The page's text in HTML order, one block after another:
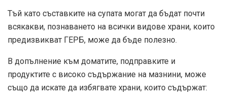
Тъй като съставките на супата могат да бъдат почти
всякакви, познаването на всички видове храни, които
предизвикват ГЕРБ, може да бъде полезно.
В допълнение към доматите, подправките и
продуктите с високо съдържание на мазнини, може
също да искате да избягвате храни, които съдържат: